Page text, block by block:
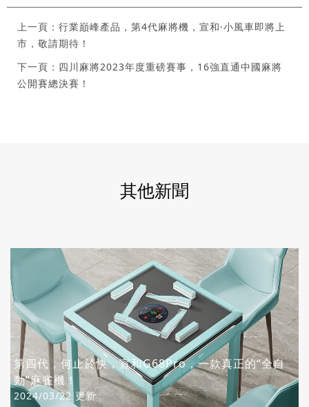
上一頁：行業巔峰產品，第4代麻將機，宣和·小風車即將上
市，敬請期待！
下一頁：四川麻將2023年度重磅賽事，16強直通中國麻將
公開賽總決賽！
其他新聞
第四代，何止於快，宣和G68Pro，一款真正的“全自
動”麻雀機！
2024/03/22 更新